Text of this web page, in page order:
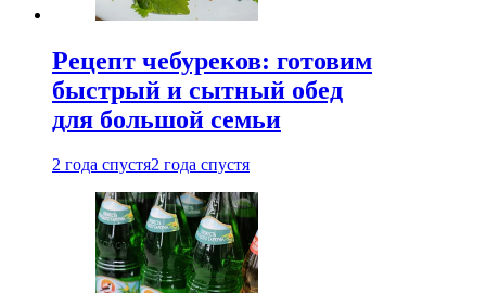
Рецепт чебуреков: готовим
быстрый и сытный обед
для большой семьи
2 года спустя2 года спустя